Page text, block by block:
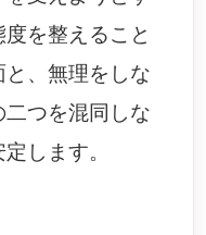
を整えること
、無理をしな
つを混同しな
します。